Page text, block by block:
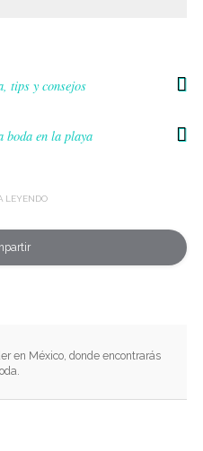
tips y consejos
boda en la playa
en México, donde encontrarás